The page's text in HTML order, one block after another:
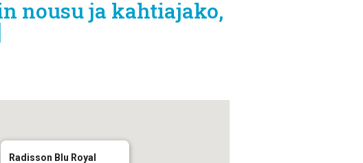
nousu ja kahtiajako,
Radisson Blu Royal